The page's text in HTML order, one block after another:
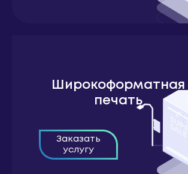
Широкоформатная
печать
Заказать
услугу